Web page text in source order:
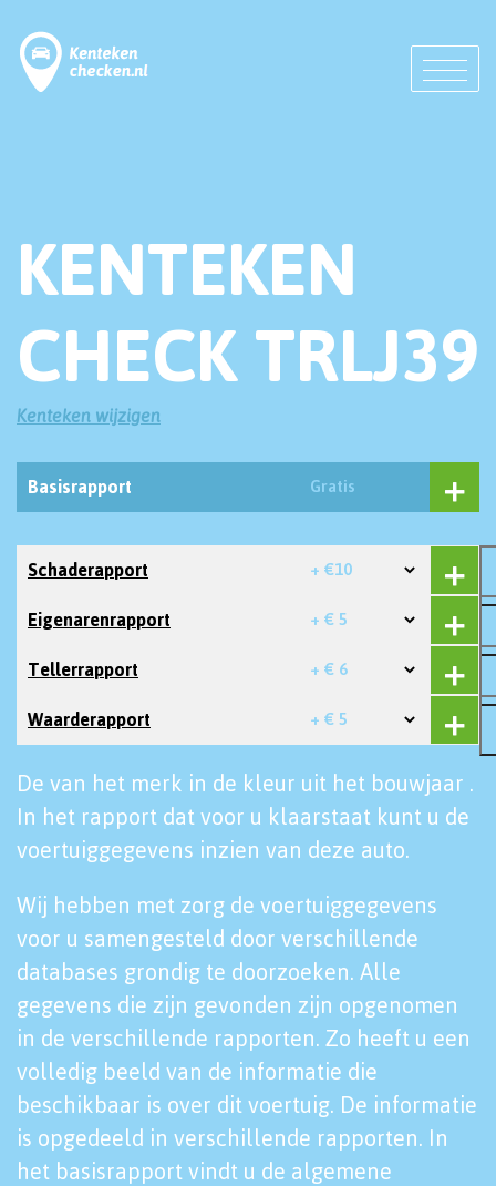
KENTEKEN
CHECK TRLJ39
Kenteken wijzigen
Basisrapport Gratis
Schaderapport + €10
Eigenarenrapport + € 5
Tellerrapport + € 6
Waarderapport + € 5
De van het merk in de kleur uit het bouwjaar .
In het rapport dat voor u klaarstaat kunt u de
voertuiggegevens inzien van deze auto.
Wij hebben met zorg de voertuiggegevens
voor u samengesteld door verschillende
databases grondig te doorzoeken. Alle
gegevens die zijn gevonden zijn opgenomen
in de verschillende rapporten. Zo heeft u een
volledig beeld van de informatie die
beschikbaar is over dit voertuig. De informatie
is opgedeeld in verschillende rapporten. In
het basisrapport vindt u de algemene